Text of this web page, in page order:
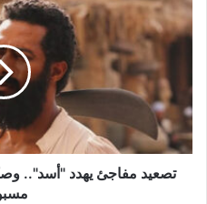
مفاجئ
يهدد
وصنّاع
الفيلم
يلوّحون
بخطوة
غير
مسبوقة
تصعيد مفاجئ يهدد "أسد"..